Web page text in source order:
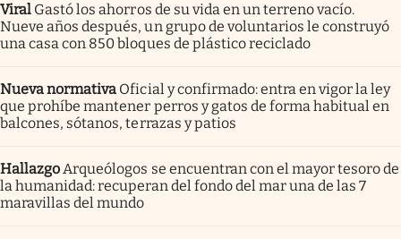
Viral Gastó los ahorros de su vida en un terreno vacío.
Nueve años después, un grupo de voluntarios le construyó
una casa con 850 bloques de plástico reciclado
Nueva normativa Oficial y confirmado: entra en vigor la ley
que prohíbe mantener perros y gatos de forma habitual en
balcones, sótanos, terrazas y patios
HallazgoArqueólogos se encuentran con el mayor tesoro de
la humanidad: recuperan del fondo del mar una de las 7
maravillas del mundo